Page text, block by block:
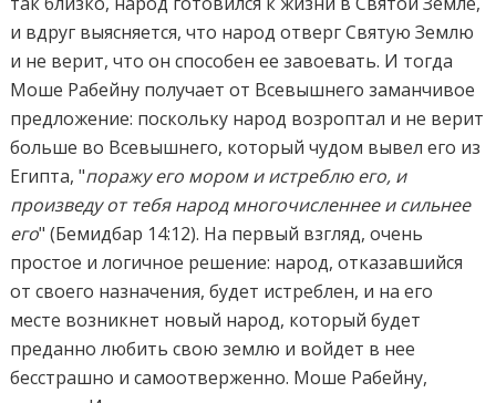
и вдруг выясняется, что народ отверг Святую Землю
и не верит, что он способен ее завоевать. И тогда
Моше Рабейну получает от Всевышнего заманчивое
предложение: поскольку народ возроптал и не верит
больше во Всевышнего, который чудом вывел его из
Египта, "поражу его мором и истреблю его, и
произведу от тебя народ многочисленнее и сильнее
его" (Бемидбар 14:12). На первый взгляд, очень
простое и логичное решение: народ, отказавшийся
от своего назначения, будет истреблен, и на его
месте возникнет новый народ, который будет
преданно любить свою землю и войдет в нее
бесстрашно и самоотверженно. Моше Рабейну,